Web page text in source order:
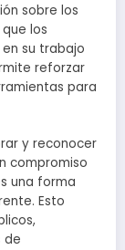
sobre los
los
su trabajo
reforzar
para
y reconocer
compromiso
una forma
Esto
de